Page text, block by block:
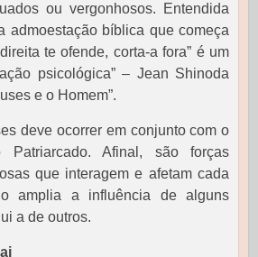
ou vergonhosos. Entendida
admoestação bíblica que começa
te ofende, corta-a fora” é um
psicológica” – Jean Shinoda
e o Homem”.
deve ocorrer em conjunto com o
Patriarcado. Afinal, são forças
que interagem e afetam cada
amplia a influência de alguns
a de outros.